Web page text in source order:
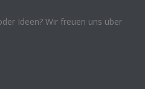
Ideen? Wir freuen uns über